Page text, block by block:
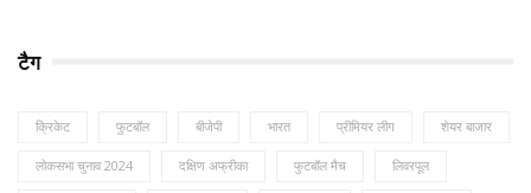
टैग
क्रिकेट फुटबॉल बीजेपी भारत प्रीमियर लीग शेयर बाजार
लोकसभा चुनाव 2024 दक्षिण अफ्रीका फुटबॉल मैच लिवरपूल